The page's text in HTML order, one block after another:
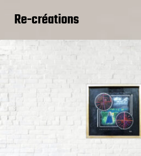
Re-créations